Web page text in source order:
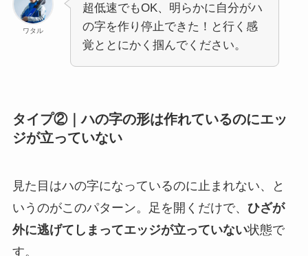
ワタル
超低速でもOK、明らかに自分がハ
の字を作り停止できた！と行く感
覚ととにかく掴んでください。
タイプ②｜ハの字の形は作れているのにエッ
ジが立っていない
見た目はハの字になっているのに止まれない、と
いうのがこのパターン。足を開くだけで、 ひざが
外に逃げてしまってエッジが立っていない状態で
す。